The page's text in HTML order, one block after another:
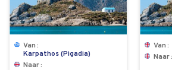
Van
Karpathos (Pigadia)
Naar
Van
Naar